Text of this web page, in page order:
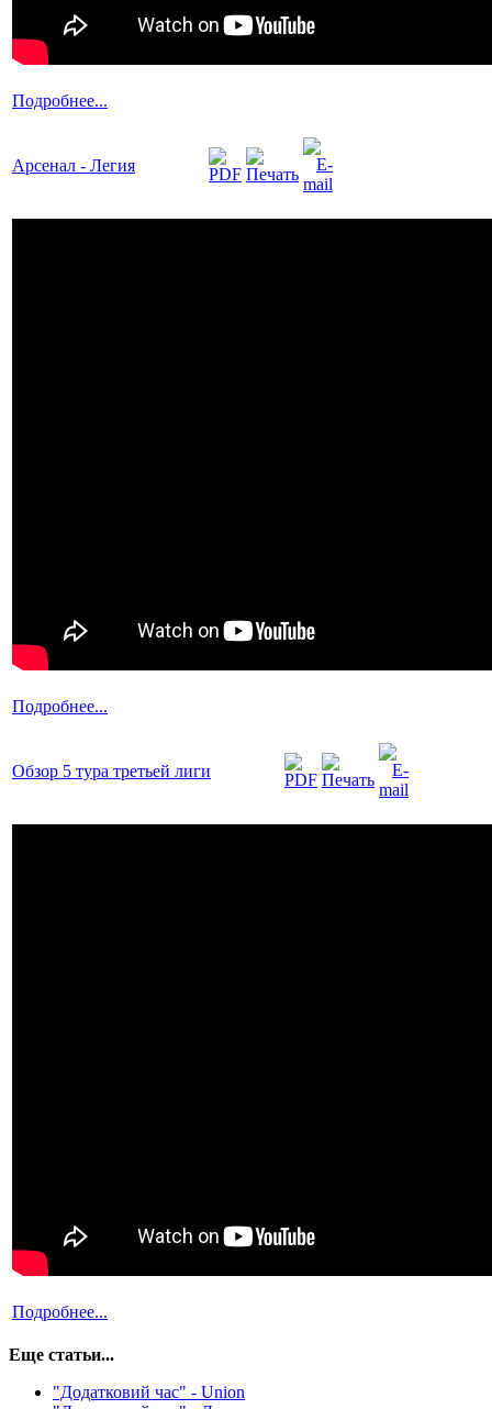
Подробнее...
Арсенал - Легия
Подробнее...
Обзор 5 тура третьей лиги
Подробнее...
Еще статьи...
"Додатковий час" - Union